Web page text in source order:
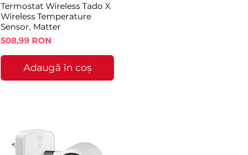
Afișare rapidă
Termostat Wireless Tado X
Wireless Temperature
Sensor, Matter
Preț
508,99 RON
Adaugă în coș